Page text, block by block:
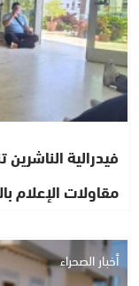
فيدرالية
مقاولات الإعلام
أخبار الصحراء